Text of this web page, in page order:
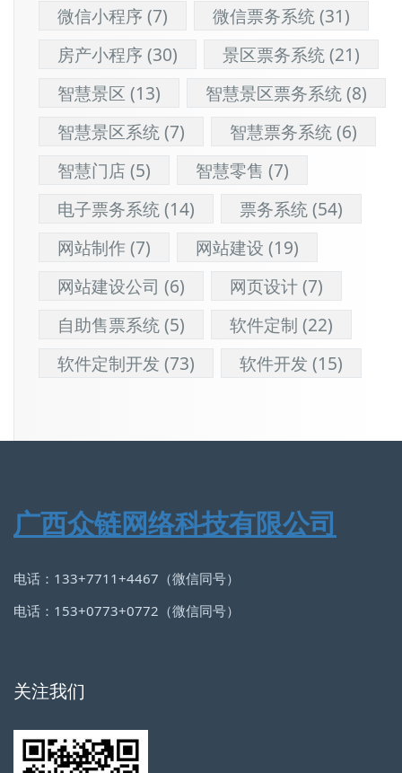
微信小程序(7) 微信票务系统(31)
房产小程序(30) 景区票务系统(21)
智慧景区(13) 智慧景区票务系统(8)
智慧景区系统(7) 智慧票务系统(6)
智慧门店(5) 智慧零售 (7)
电子票务系统(14) 票务系统(54)
网站制作(7) 网站建设 (19)
网站建设公司 (6) 网页设计(7)
自助售票系统(5) 软件定制 (22)
软件定制开发 (73) 软件开发 (15)
广西众链网络科技有限公司
电话：133+7711+4467（微信同号）
电话：153+0773+0772（微信同号）
关注我们